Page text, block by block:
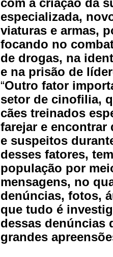
com a criação da
especializada,
viaturas e armas,
focando no
de drogas, na
e na prisão de
“Outro fator
setor de cinofilia,
cães treinados
farejar e encontrar
e suspeitos
desses fatores,
população por
mensagens, no
denúncias, fotos,
que tudo é
dessas denúncias
grandes